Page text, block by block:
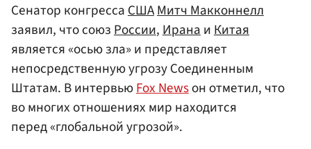
Сенатор конгрессаСШАМитч Макконнелл
заявил, что союзРоссии,ИранаиКитая
является «осью зла» и представляет
непосредственную угрозу Соединенным
Штатам. В интервьюFox Newsон отметил, что
во многих отношениях мир находится
перед «глобальной угрозой».